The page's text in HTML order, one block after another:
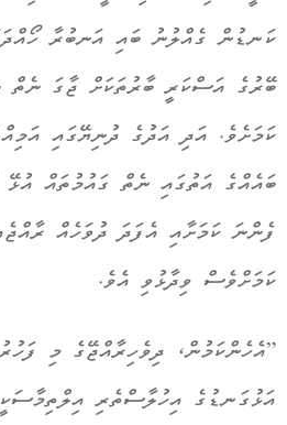
ކަނޑުން ގެއްލުނު ބައި އަނބުރާ
ބޭރުގެ އަސްކަރީ ބާރުތަކަށް ޖާގަ ނެތް
ކަމަށެވެ. އަދި އަދުގެ ދުނިޔޭގައި
ބައެއްގެ އަތުގައި ނެތް ގައުމުތައް އުޅޭ
ފެންނަ ކަމަށާއި އެފަދަ ދުވަހެއް
ކަމަށްވެސް ވިދާޅުވި އެވެ.
”އެހެންކަމުން، ދިވެހިރާއްޖޭގެ މި
އަޅުގަނޑުގެ އިހުލާސްތެރި